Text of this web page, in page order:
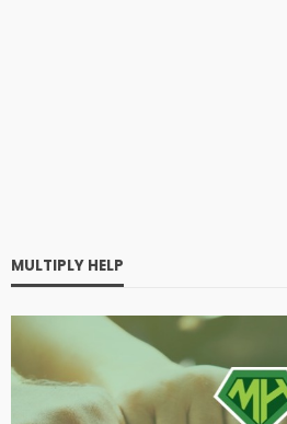
MULTIPLY HELP